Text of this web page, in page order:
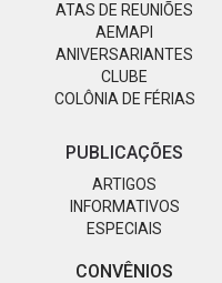
ATAS DE REUNIÕES
AEMAPI
ANIVERSARIANTES
CLUBE
COLÔNIA DE FÉRIAS
PUBLICAÇÕES
ARTIGOS
INFORMATIVOS
ESPECIAIS
CONVÊNIOS